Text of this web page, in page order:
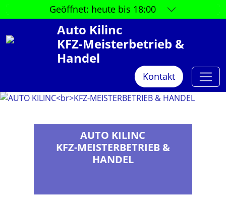
Geöffnet: heute bis 18:00
Auto Kilinc
KFZ-Meisterbetrieb &
Handel
Kontakt
AUTO KILINC
KFZ-MEISTERBETRIEB &
HANDEL